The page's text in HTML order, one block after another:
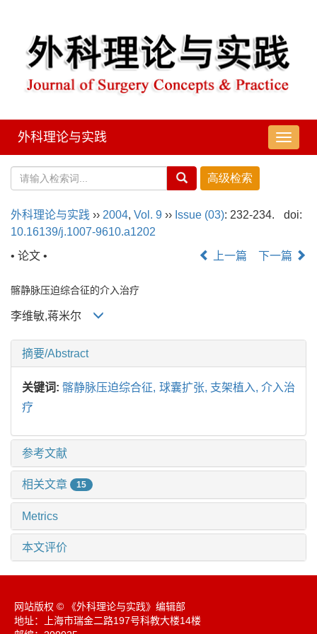
导
航
外科理论与实践
外科理论与实践 ›› 2004, Vol. 9 ›› Issue (03): 232-234.
doi:
10.16139/j.1007-9610.a1202
• 论文 •
上一篇 下一篇
髂静脉压迫综合征的介入治疗
李维敏,蒋米尔
摘要/Abstract
关键词:髂静脉压迫综合征, 球囊扩张, 支架植入, 介入治
疗
参考文献
相关文章 15
Metrics
本文评价
网站版权 © 《外科理论与实践》编辑部
地址：上海市瑞金二路197号科教大楼14楼